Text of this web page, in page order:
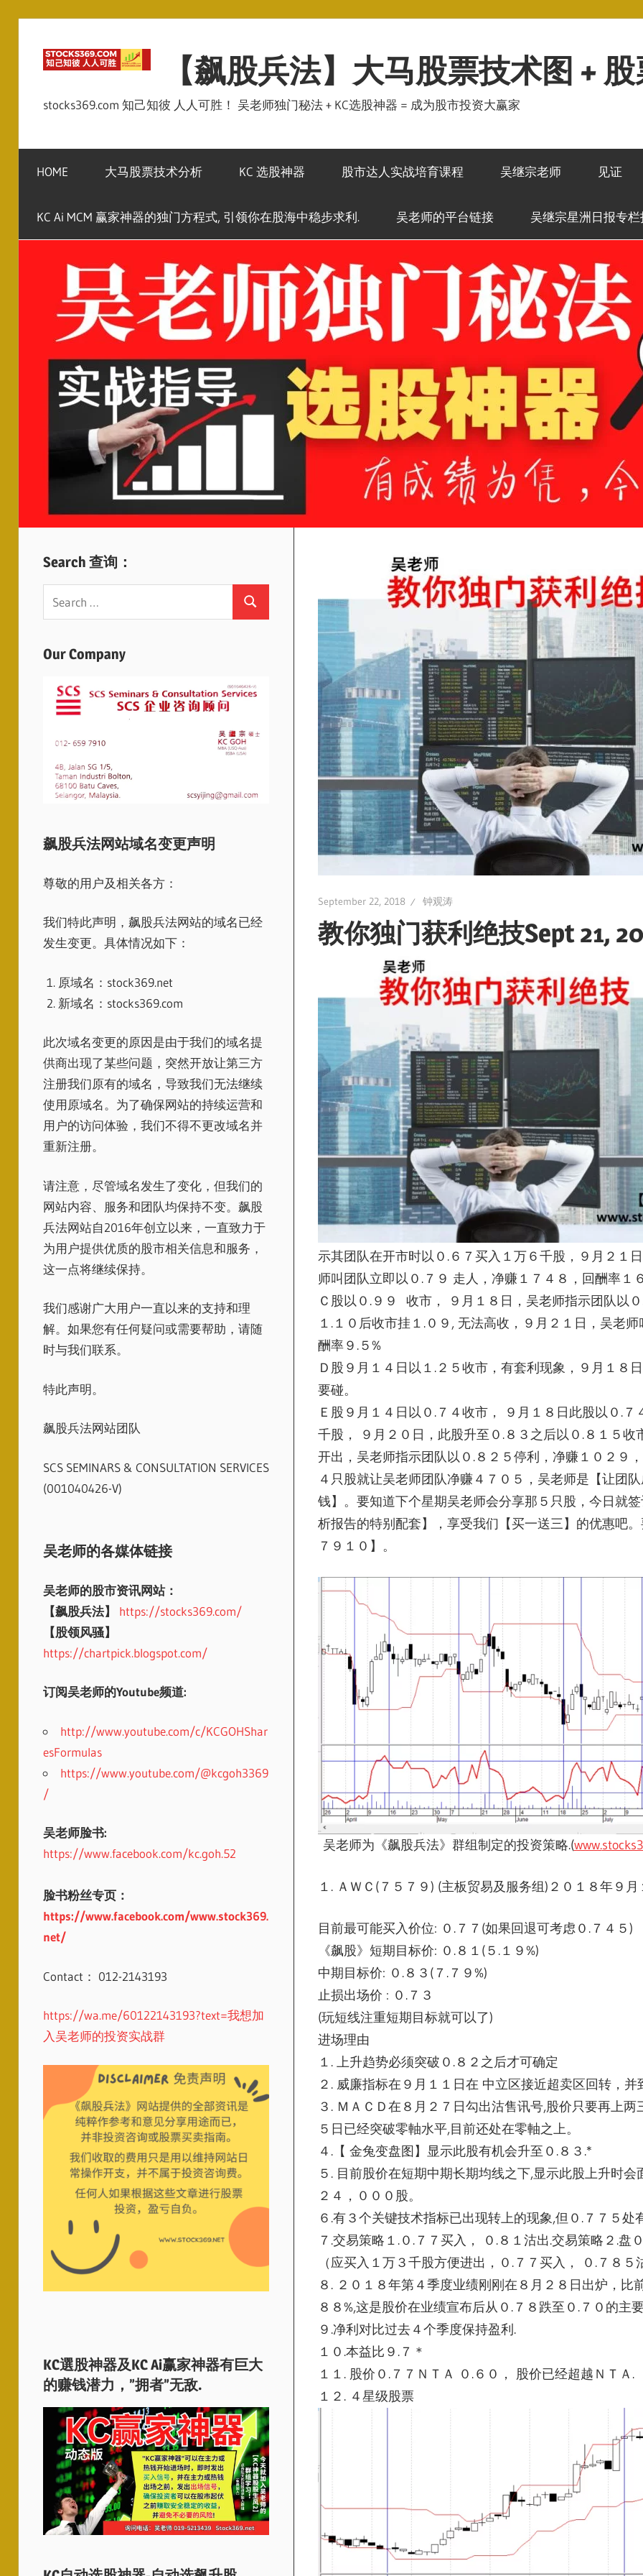
content
【飙股兵法】大马股票技术图 +
stocks369.com 知己知彼 人人可胜！ 吴老师独门秘法 + KC选股神器 = 成为股市投资大赢家
HOME 大马股票技术分析 KC 选股神器 股市达人实战培育课程 吴继宗老师 见证
KC Ai MCM 赢家神器的独门方程式, 引领你在股海中稳步求利. 吴老师的平台链接 吴继宗星洲日报专
September 22, 2018 钟观涛
教你独门获利绝技Sept 21,
示其团队在开市时以０.６７买入１万６千股，９月２１
师叫团队立即以０.７９ 走人，净赚１７４８，回酬率１
Ｃ股以０.９９ 收市， ９月１８日，吴老师指示团队以
１.１０后收市挂１.０９, 无法高收，９月２１日，吴老
酬率９.５%
Ｄ股９月１４日以１.２５收市，有套利现象，９月１８
要碰。
Ｅ股９月１４日以０.７４收市， ９月１８日此股以０.
千股， ９月２０日，此股升至０.８３之后以０.８１５
开出，吴老师指示团队以０.８２５停利， 净赚１０２９
４只股就让吴老师团队净赚４７０５， 吴老师是【让团
钱】。 要知道下个星期吴老师会分享那５只股，今日就
析报告的特别配套】
，享受我们【买一送三】的优惠吧
７９１０】。
吴老师为《飙股兵法》群组制定的投资策略.(www.
１. ＡＷＣ(７５７９) (主板贸易及服务组)２０１８年９
目前最可能买入价位: ０.７７(如果回退可考虑０.７４５)
《飙股》短期目标价: ０.８１(５.１９%)
中期目标价: ０.８３(７.７９%)
止损出场价 : ０.７３
(玩短线注重短期目标就可以了)
进场理由
１. 上升趋势必须突破０.８２之后才可确定
２. 威廉指标在９月１１日在 中立区接近超卖区回转，并
３. ＭＡＣＤ在８月２７日勾出沽售讯号,股价只要再上两
５日已经突破零軸水平,目前还处在零軸之上。
４.【 金兔变盘图】显示此股有机会升至０.８３.*
５. 目前股价在短期中期长期均线之下,显示此股上升时会
２４，０００股。
６.有３个关键技术指标已出现转上的现象,但０.７７５处
７.交易策略１.０.７７买入， ０.８１沽出.交易策略２.
（应买入１万３千股方便进出，０.７７买入， ０.７８
８. ２０１８年第４季度业绩刚刚在８月２８日出炉，比
８８%,这是股价在业绩宣布后从０.７８跌至０.７０的主
９.净利对比过去４个季度保持盈利.
１０.本益比９.７＊
１１. 股价０.７７ＮＴＡ ０.６０， 股价已经超越ＮＴＡ.
１２. ４星级股票
Search 查询：
Search
Our Company
飙股兵法网站域名变更声明
尊敬的用户及相关各方：
我们特此声明，飙股兵法网站的域名已经
发生变更。具体情况如下：
原域名：stock369.net
新域名：stocks369.com
此次域名变更的原因是由于我们的域名提
供商出现了某些问题，突然开放让第三方
注册我们原有的域名，导致我们无法继续
使用原域名。为了确保网站的持续运营和
用户的访问体验，我们不得不更改域名并
重新注册。
请注意，尽管域名发生了变化，但我们的
网站内容、服务和团队均保持不变。飙股
兵法网站自2016年创立以来，一直致力于
为用户提供优质的股市相关信息和服务，
这一点将继续保持。
我们感谢广大用户一直以来的支持和理
解。如果您有任何疑问或需要帮助，请随
时与我们联系。
特此声明。
飙股兵法网站团队
SCS SEMINARS & CONSULTATION SERVICES
(001040426-V)
吴老师的各媒体链接
吴老师的股市资讯网站：
【飙股兵法】
https://stocks369.com/
【股领风骚】
https://chartpick.blogspot.com/
订阅吴老师的Youtube频道:
http://www.youtube.com/c/KCGOHShar
esFormulas
https://www.youtube.com/@kcgoh3369
/
吴老师脸书:
https://www.facebook.com/kc.goh.52
脸书粉丝专页：
https://www.facebook.com/www.stock369.
net/
Contact： 012-2143193
https://wa.me/60122143193?text=我想加
入吴老师的投资实战群
KC選股神器及KC Ai赢家神器有巨大
的赚钱潜力，”拥者”无敌.